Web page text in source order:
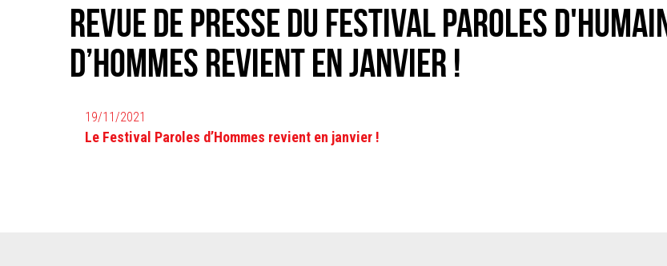
Revue de presse du Festival Paroles
d’Hommes revient en janvier !
19/11/2021
Le Festival Paroles d’Hommes revient en janvier !